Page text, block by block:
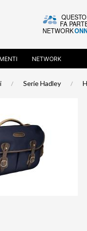
NETWORK
Serie Hadley